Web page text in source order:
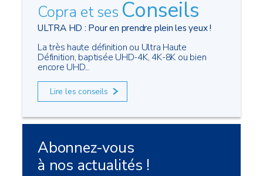
Copra et ses Conseils
ULTRA HD : Pour en prendre plein les yeux !
La très haute définition ou Ultra Haute
Définition, baptisée UHD-4K, 4K-8K ou bien
encore UHD...
Lire les conseils
Abonnez-vous
à nos actualités !